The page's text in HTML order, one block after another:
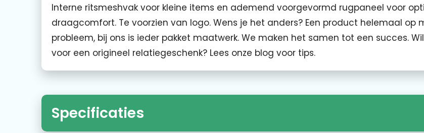
Interne ritsmeshvak voor kleine items en ademend voorgevormd rugpaneel voor
draagcomfort. Te voorzien van logo. Wens je het anders? Een product helemaal op
probleem, bij ons is ieder pakket maatwerk. We maken het samen tot een succes.
voor een origineel relatiegeschenk? Lees onze blog voor tips.
Specificaties